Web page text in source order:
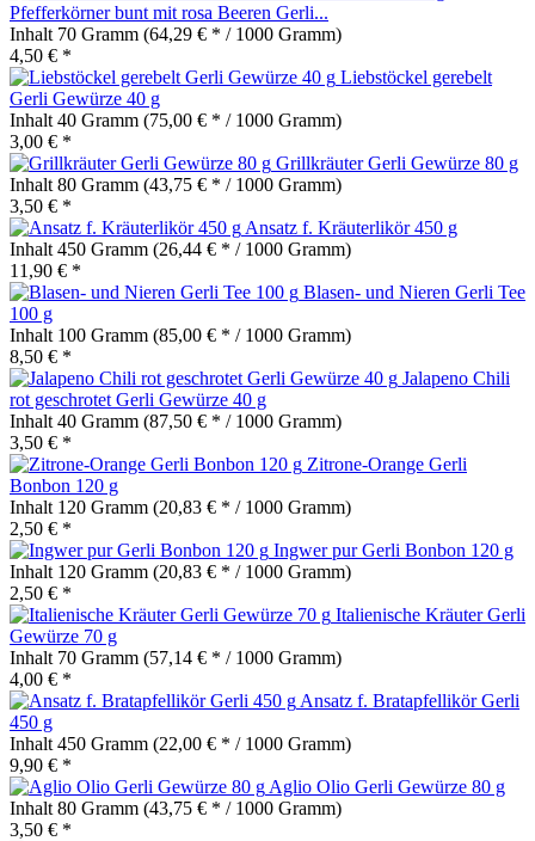
Pfefferkörner bunt mit rosa Beeren Gerli...
Inhalt 70 Gramm (64,29 € * / 1000 Gramm)
4,50 € *
Liebstöckel gerebelt
Gerli Gewürze 40 g
Inhalt 40 Gramm (75,00 € * / 1000 Gramm)
3,00 € *
Grillkräuter Gerli Gewürze 80 g
Inhalt 80 Gramm (43,75 € * / 1000 Gramm)
3,50 € *
Ansatz f. Kräuterlikör 450 g
Inhalt 450 Gramm (26,44 € * / 1000 Gramm)
11,90 € *
Blasen- und Nieren Gerli Tee
100 g
Inhalt 100 Gramm (85,00 € * / 1000 Gramm)
8,50 € *
Jalapeno Chili
rot geschrotet Gerli Gewürze 40 g
Inhalt 40 Gramm (87,50 € * / 1000 Gramm)
3,50 € *
Zitrone-Orange Gerli
Bonbon 120 g
Inhalt 120 Gramm (20,83 € * / 1000 Gramm)
2,50 € *
Ingwer pur Gerli Bonbon 120 g
Inhalt 120 Gramm (20,83 € * / 1000 Gramm)
2,50 € *
Italienische Kräuter Gerli
Gewürze 70 g
Inhalt 70 Gramm (57,14 € * / 1000 Gramm)
4,00 € *
Ansatz f. Bratapfellikör Gerli
450 g
Inhalt 450 Gramm (22,00 € * / 1000 Gramm)
9,90 € *
Aglio Olio Gerli Gewürze 80 g
Inhalt 80 Gramm (43,75 € * / 1000 Gramm)
3,50 € *